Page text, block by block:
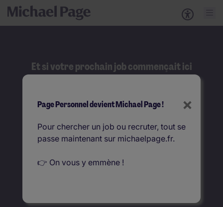
Et si votre prochain job commençait ici
?
×
Page Personnel devient Michael Page !
Pour chercher un job ou recruter, tout se
passe maintenant sur michaelpage.fr.
👉 On vous y emmène !